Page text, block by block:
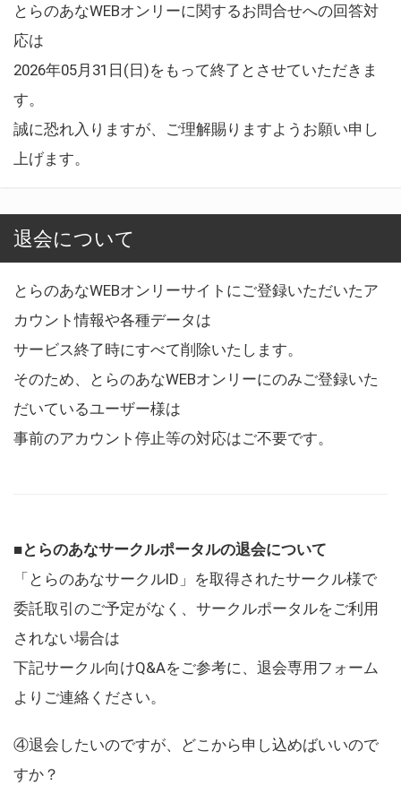
とらのあなWEBオンリーに関するお問合せへの回答対
応は
2026年05月31日(日)をもって終了とさせていただきま
す。
誠に恐れ入りますが、ご理解賜りますようお願い申し
上げます。
退会について
とらのあなWEBオンリーサイトにご登録いただいたア
カウント情報や各種データは
サービス終了時にすべて削除いたします。
そのため、とらのあなWEBオンリーにのみご登録いた
だいているユーザー様は
事前のアカウント停止等の対応はご不要です。
■とらのあなサークルポータルの退会について
「とらのあなサークルID」を取得されたサークル様で
委託取引のご予定がなく、サークルポータルをご利用
されない場合は
下記サークル向けQ&Aをご参考に、退会専用フォーム
よりご連絡ください。
④退会したいのですが、どこから申し込めばいいので
すか？